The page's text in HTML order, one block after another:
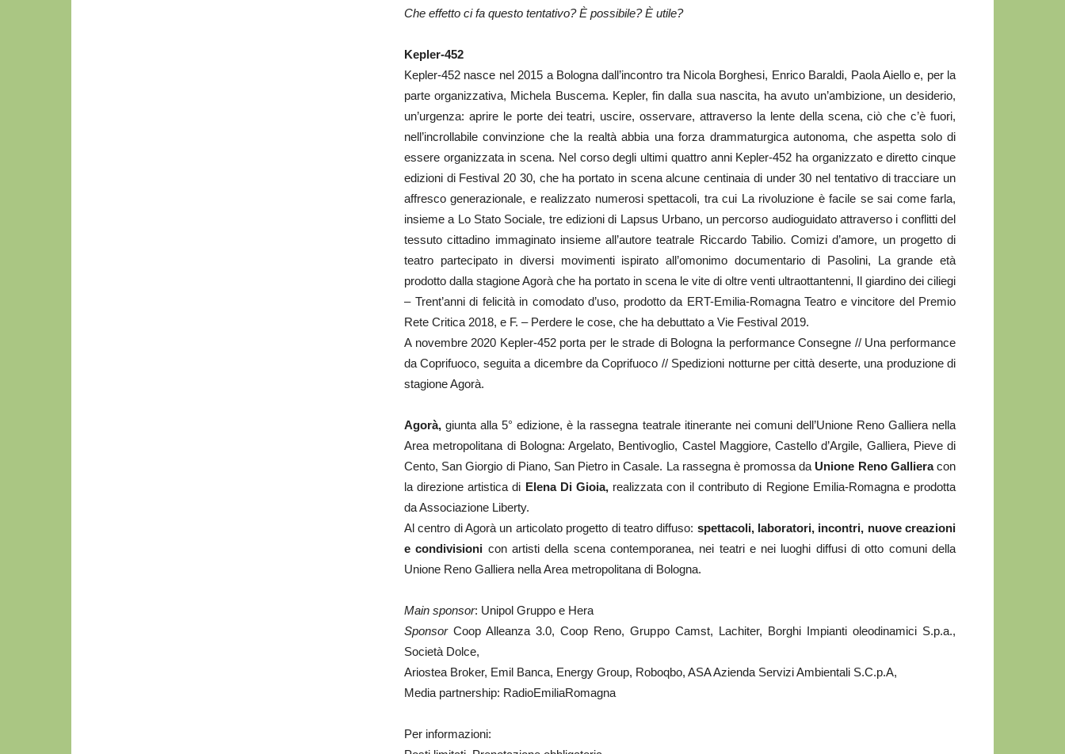
Che effetto ci fa questo tentativo? È possibile? È utile?
Kepler-452
Kepler-452 nasce nel 2015 a Bologna dall’incontro tra Nicola Borghesi, Enrico Baraldi, Paola Aiello e, per la
parte organizzativa, Michela Buscema. Kepler, fin dalla sua nascita, ha avuto un’ambizione, un desiderio,
un’urgenza: aprire le porte dei teatri, uscire, osservare, attraverso la lente della scena, ciò che c’è fuori,
nell’incrollabile convinzione che la realtà abbia una forza drammaturgica autonoma, che aspetta solo di
essere organizzata in scena. Nel corso degli ultimi quattro anni Kepler-452 ha organizzato e diretto cinque
edizioni di Festival 20 30, che ha portato in scena alcune centinaia di under 30 nel tentativo di tracciare un
affresco generazionale, e realizzato numerosi spettacoli, tra cui La rivoluzione è facile se sai come farla,
insieme a Lo Stato Sociale, tre edizioni di Lapsus Urbano, un percorso audioguidato attraverso i conflitti del
tessuto cittadino immaginato insieme all’autore teatrale Riccardo Tabilio. Comizi d’amore, un progetto di
teatro partecipato in diversi movimenti ispirato all’omonimo documentario di Pasolini, La grande età
prodotto dalla stagione Agorà che ha portato in scena le vite di oltre venti ultraottantenni, Il giardino dei ciliegi
– Trent’anni di felicità in comodato d’uso, prodotto da ERT-Emilia-Romagna Teatro e vincitore del Premio
Rete Critica 2018, e F. – Perdere le cose, che ha debuttato a Vie Festival 2019.
A novembre 2020 Kepler-452 porta per le strade di Bologna la performance Consegne // Una performance
da Coprifuoco, seguita a dicembre da Coprifuoco // Spedizioni notturne per città deserte, una produzione di
stagione Agorà.
Agorà, giunta alla 5° edizione, è la rassegna teatrale itinerante nei comuni dell’Unione Reno Galliera nella
Area metropolitana di Bologna: Argelato, Bentivoglio, Castel Maggiore, Castello d’Argile, Galliera, Pieve di
Cento, San Giorgio di Piano, San Pietro in Casale. La rassegna è promossa da Unione Reno Gallieracon
la direzione artistica di Elena Di Gioia,realizzata con il contributo di Regione Emilia-Romagna e prodotta
da Associazione Liberty.
Al centro di Agorà un articolato progetto di teatro diffuso: spettacoli, laboratori, incontri, nuove creazioni
e condivisioni con artisti della scena contemporanea, nei teatri e nei luoghi diffusi di otto comuni della
Unione Reno Galliera nella Area metropolitana di Bologna.
Main sponsor: Unipol Gruppo e Hera
SponsorCoop Alleanza 3.0, Coop Reno, Gruppo Camst, Lachiter, Borghi Impianti oleodinamici S.p.a.,
Società Dolce,
Ariostea Broker, Emil Banca, Energy Group, Roboqbo, ASA Azienda Servizi Ambientali S.C.p.A,
Media partnership: RadioEmiliaRomagna
Per informazioni: